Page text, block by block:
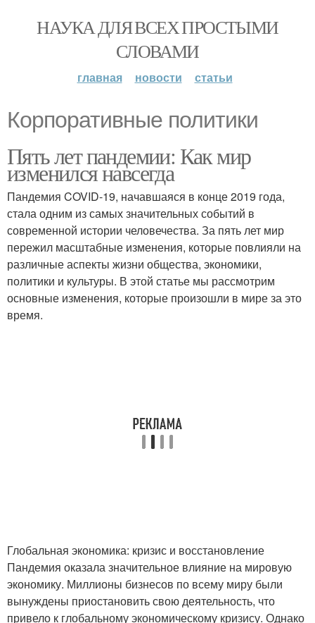
НАУКА ДЛЯ ВСЕХ ПРОСТЫМИ
СЛОВАМИ
главная новости статьи
Корпоративные политики
Пять лет пандемии: Как мир
изменился навсегда
Пандемия COVID-19, начавшаяся в конце 2019 года,
стала одним из самых значительных событий в
современной истории человечества. За пять лет мир
пережил масштабные изменения, которые повлияли на
различные аспекты жизни общества, экономики,
политики и культуры. В этой статье мы рассмотрим
основные изменения, которые произошли в мире за это
время.
Глобальная экономика: кризис и восстановление
Пандемия оказала значительное влияние на мировую
экономику. Миллионы бизнесов по всему миру были
вынуждены приостановить свою деятельность, что
привело к глобальному экономическому кризису. Однако